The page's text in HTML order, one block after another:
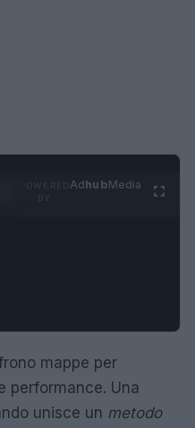
AdhubMedia
mappe per
performance. Una
unisce un metodo